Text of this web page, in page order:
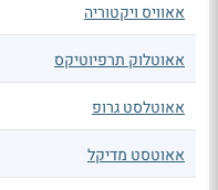
אאוויס ויקטוריה
אאוטלוק תרפיוטיקס
אאוטלסט גרופ
אאוטסט מדיקל